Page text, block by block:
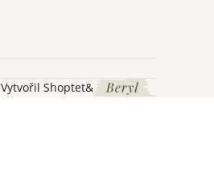
Vytvořil Shoptet&